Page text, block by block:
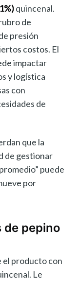
quincenal.
de
presión
costos. El
impactar
y logística
con
de
que la
de gestionar
puede
por
de pepino
producto con
Le